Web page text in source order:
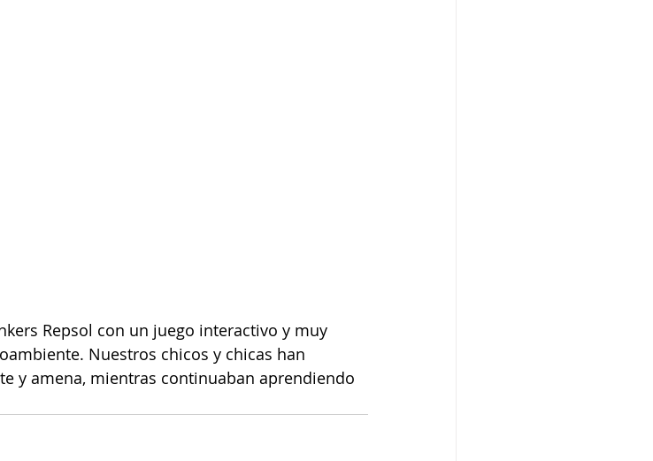
Repsol con un juego interactivo y muy
Nuestros chicos y chicas han
y amena, mientras continuaban aprendiendo